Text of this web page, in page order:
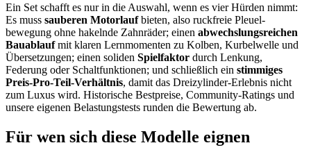
Ein Set schafft es nur in die Auswahl, wenn es vier Hürden nimmt:
Es muss sauberen Motorlaufbieten, also ruck­freie Pleuel­
bewegung ohne hakelnde Zahnräder; einen abwechs­lungs­reichen
Bauablaufmit klaren Lern­momenten zu Kolben, Kurbel­welle und
Übersetzungen; einen soliden Spielfaktor durch Lenkung,
Federung oder Schalt­funktionen; und schließ­lich ein stimmiges
Preis-Pro-Teil-Verhältnis, damit das Dreizylinder-Erlebnis nicht
zum Luxus wird. Historische Bestpreise, Community-Ratings und
unsere eigenen Belastungs­tests runden die Bewertung ab.
Für wen sich diese Modelle eignen